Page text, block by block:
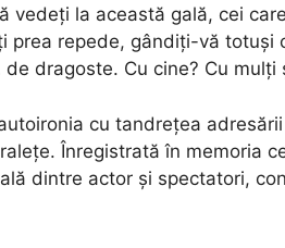
vedeți la această gală, cei
prea repede, gândiți-vă totuși
dragoste. Cu cine? Cu mulți
cu tandrețea
Înregistrată în memoria
dintre actor și spectatori,